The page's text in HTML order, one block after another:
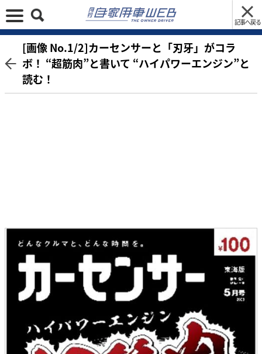
記事へ戻る
[画像 No.1/2]カーセンサーと「刃牙」がコラ
ボ！ “超筋肉”と書いて “ハイパワーエンジン”と
読む！